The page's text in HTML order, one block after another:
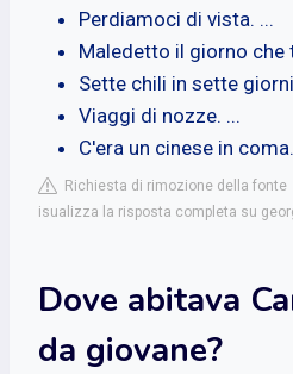
Perdiamoci di vista. ...
Maledetto il giorno che
Sette chili in sette
Viaggi di nozze. ...
C'era un cinese in coma.
Richiesta di rimozione della fonte
isualizza la risposta completa su
Dove abitava
da giovane?